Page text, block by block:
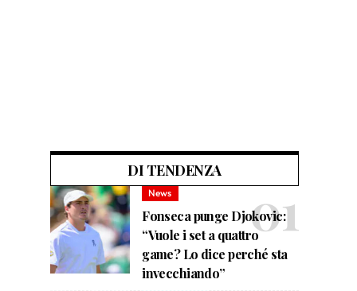
DI TENDENZA
News
Fonseca punge Djokovic:
“Vuole i set a quattro
game? Lo dice perché sta
invecchiando”